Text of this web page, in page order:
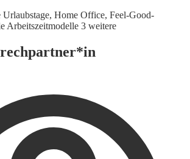
Urlaubstage, Home Office, Feel-Good-
Arbeitszeitmodelle 3 weitere